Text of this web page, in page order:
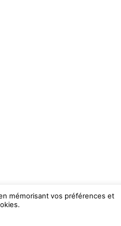
mémorisant vos préférences et